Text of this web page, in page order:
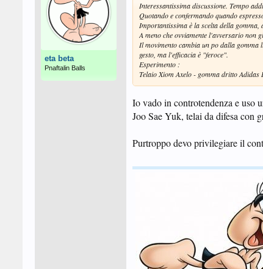
eta beta
Pnaftalin Balls
Interessantissima discussione. Tempo
Quotando e confermando quando
Importantissima è la scelta della
A meno che ovviamente l'avversario non
Il movimento cambia un po dalla gomma
gesto, ma l'efficacia è "feroce".
Esperimento :
Telaio Xiom Axelo - gomma dritto Adidas
Io vado in controtendenza e uso
Joo Sae Yuk, telai da difesa con
Purtroppo devo privilegiare il